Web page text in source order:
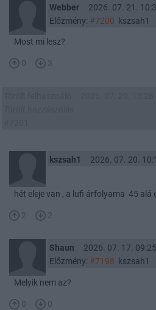
Webber
2026. 07. 21.
Előzmény: #7200 kszsah1
Most mi lesz?
0 3
kszsah1 2026. 07. 20.
hét eleje van , a lufi árfolyama 45 alá
2 2
Shaun
2026. 07. 17. 09:25
Előzmény: #7198 kszsah1
Melyik nem az?
0 0